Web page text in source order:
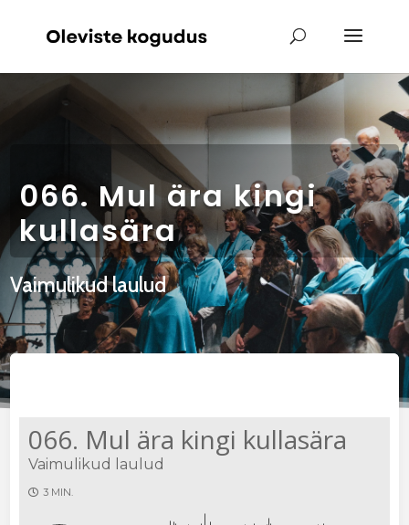
066. Mul ära kingi
kullasära
Vaimulikud laulud
066. Mul ära kingi kullasära
Vaimulikud laulud
3 MIN.